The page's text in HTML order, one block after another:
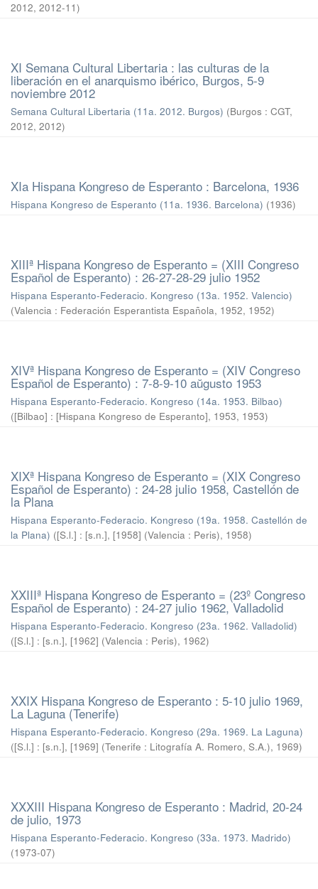
2012, 2012-11)
XI Semana Cultural Libertaria : las culturas de la
liberación en el anarquismo ibérico, Burgos, 5-9
noviembre 2012
Semana Cultural Libertaria (11a. 2012. Burgos) (Burgos : CGT,
2012, 2012)
XIa Hispana Kongreso de Esperanto : Barcelona, 1936
Hispana Kongreso de Esperanto (11a. 1936. Barcelona) (1936)
XIIIª Hispana Kongreso de Esperanto = (XIII Congreso
Español de Esperanto) : 26-27-28-29 julio 1952
Hispana Esperanto-Federacio. Kongreso (13a. 1952. Valencio)
(Valencia : Federación Esperantista Española, 1952, 1952)
XIVª Hispana Kongreso de Esperanto = (XIV Congreso
Español de Esperanto) : 7-8-9-10 aŭgusto 1953
Hispana Esperanto-Federacio. Kongreso (14a. 1953. Bilbao)
([Bilbao] : [Hispana Kongreso de Esperanto], 1953, 1953)
XIXª Hispana Kongreso de Esperanto = (XIX Congreso
Español de Esperanto) : 24-28 julio 1958, Castellón de
la Plana
Hispana Esperanto-Federacio. Kongreso (19a. 1958. Castellón de
la Plana) ([S.l.] : [s.n.], [1958] (Valencia : Peris), 1958)
XXIIIª Hispana Kongreso de Esperanto = (23º Congreso
Español de Esperanto) : 24-27 julio 1962, Valladolid
Hispana Esperanto-Federacio. Kongreso (23a. 1962. Valladolid)
([S.l.] : [s.n.], [1962] (Valencia : Peris), 1962)
XXIX Hispana Kongreso de Esperanto : 5-10 julio 1969,
La Laguna (Tenerife)
Hispana Esperanto-Federacio. Kongreso (29a. 1969. La Laguna)
([S.l.] : [s.n.], [1969] (Tenerife : Litografía A. Romero, S.A.), 1969)
XXXIII Hispana Kongreso de Esperanto : Madrid, 20-24
de julio, 1973
Hispana Esperanto-Federacio. Kongreso (33a. 1973. Madrido)
(1973-07)